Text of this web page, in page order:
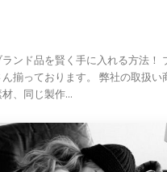
ンド品を賢く手に入れる方法！
揃っております。 弊社の取扱い
、同じ製作...